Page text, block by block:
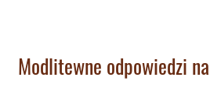
Modlitewne odpowiedzi